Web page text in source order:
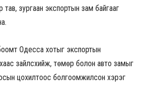
зургаан экспортын зам байгааг
Одесса хотыг экспортын
зайлсхийж, төмөр болон авто замыг
цохилтоос болгоомжилсон хэрэг